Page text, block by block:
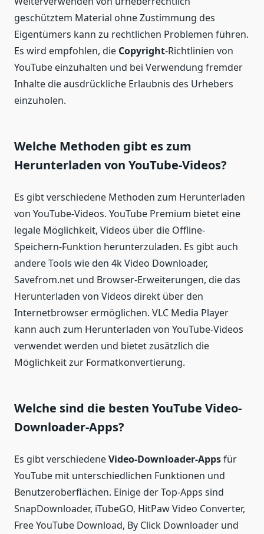
geschütztem Material ohne Zustimmung des
Eigentümers kann zu rechtlichen Problemen führen.
Es wird empfohlen, die Copyright-Richtlinien von
YouTube einzuhalten und bei Verwendung fremder
Inhalte die ausdrückliche Erlaubnis des Urhebers
einzuholen.
Welche Methoden gibt es zum
Herunterladen von YouTube-Videos?
Es gibt verschiedene Methoden zum Herunterladen
von YouTube-Videos. YouTube Premium bietet eine
legale Möglichkeit, Videos über die Offline-
Speichern-Funktion herunterzuladen. Es gibt auch
andere Tools wie den 4k Video Downloader,
Savefrom.net und Browser-Erweiterungen, die das
Herunterladen von Videos direkt über den
Internetbrowser ermöglichen. VLC Media Player
kann auch zum Herunterladen von YouTube-Videos
verwendet werden und bietet zusätzlich die
Möglichkeit zur Formatkonvertierung.
Welche sind die besten YouTube Video-
Downloader-Apps?
Es gibt verschiedeneVideo-Downloader-Appsfür
YouTube mit unterschiedlichen Funktionen und
Benutzeroberflächen. Einige der Top-Apps sind
SnapDownloader, iTubeGO, HitPaw Video Converter,
Free YouTube Download, By Click Downloader und